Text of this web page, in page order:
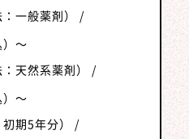
一般薬剤） /
）～
天然系薬剤） /
）～
期5年分） /